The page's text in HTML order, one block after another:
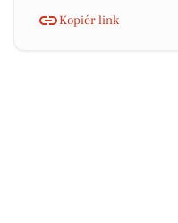
Kopiér link